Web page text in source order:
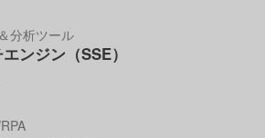
分析ツール
ンジン（SSE）